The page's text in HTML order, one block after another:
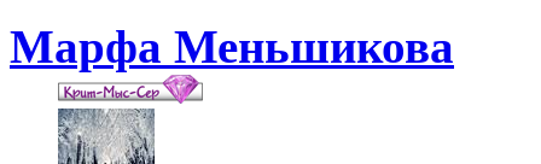
Марфа Меньшикова